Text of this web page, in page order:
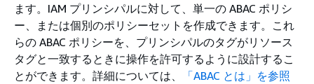
ます。IAM プリンシパルに対して、単一の ABAC ポリシ
ー、または個別のポリシーセットを作成できます。これ
らの ABAC ポリシーを、プリンシパルのタグがリソース
タグと一致するときに操作を許可するように設計するこ
とができます。詳細については、
「ABAC とは」を参照